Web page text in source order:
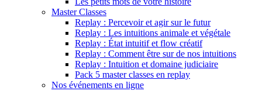
Master Classes
Replay : Percevoir et agir sur le futur
Replay : Les intuitions animale et végétale
Replay : État intuitif et flow créatif
Replay : Comment être sur de nos intuitions
Replay : Intuition et domaine judiciaire
Pack 5 master classes en replay
Nos événements en ligne